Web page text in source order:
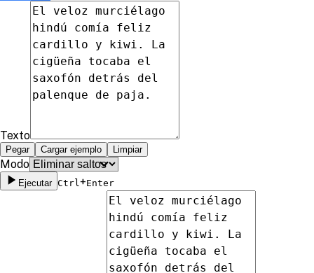
Texto
Pegar Cargar ejemplo Limpiar
Modo
Ejecutar Ctrl +Enter